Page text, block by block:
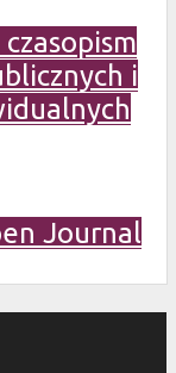
i
Journal